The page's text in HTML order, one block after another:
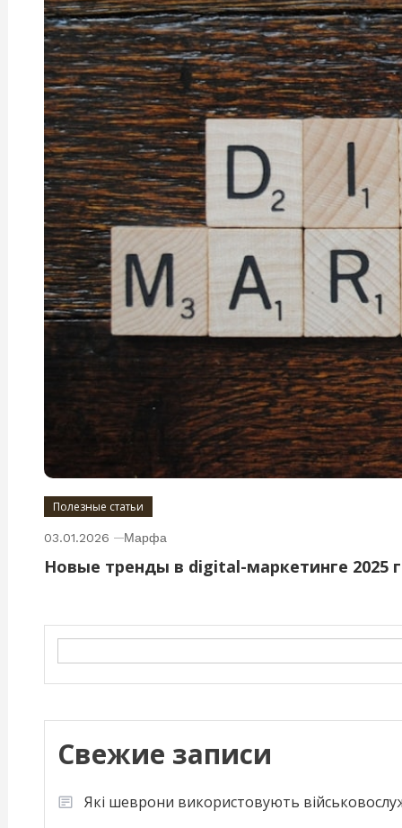
Полезные статьи
03.01.2026 Марфа
Новые тренды в digital-маркетинге 2025
Свежие записи
Які шеврони використовують